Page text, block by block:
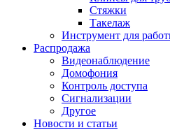
Стяжки
Такелаж
Инструмент для
Распродажа
Видеонаблюдение
Домофония
Контроль доступа
Сигнализации
Другое
Новости и статьи